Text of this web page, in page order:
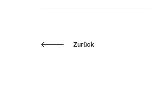
Zurück